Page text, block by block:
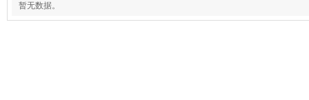
暂无数据。